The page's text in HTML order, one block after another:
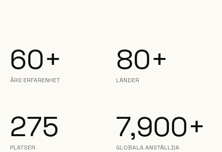
60+
ÅRS ERFARENHET
80+
LÄNDER
275
PLATSER
7,900+
GLOBALA ANSTÄLLDA